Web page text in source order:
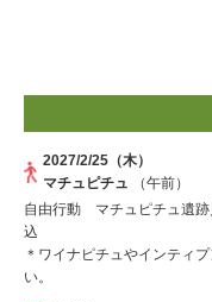
2027/2/25（木）
マチュピチュ
（午前）
自由行動 マチュピチュ遺跡
込
＊ワイナピチュやインティ
い。